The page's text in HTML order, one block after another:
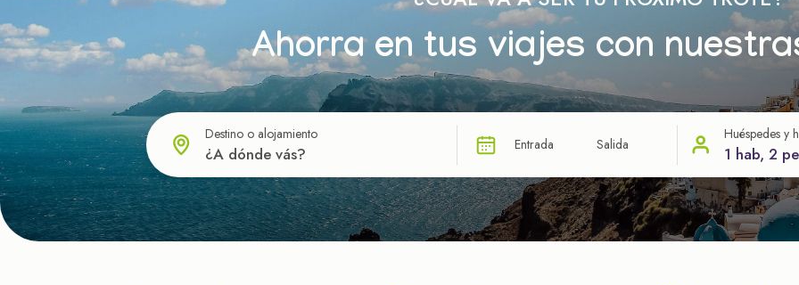
Ahorra en tus viajes con
Destino o alojamiento
Entrada Salida
Huéspedes y
1 hab, 2